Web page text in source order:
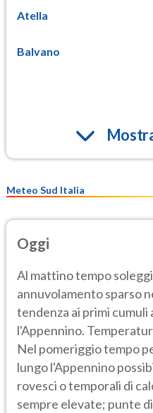
Atella
Balvano
Meteo Sud Italia
Oggi
Al mattino tempo
annuvolamento sparso
tendenza ai primi
l'Appennino.
Nel pomeriggio tempo
lungo l'Appennino
rovesci o temporali di
sempre elevate; punte